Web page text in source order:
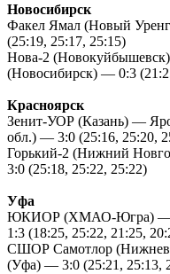
Новосибирск
Факел Ямал (Новый
(25:19, 25:17, 25:15)
Нова-2
(Новосибирск) — 0:3
Красноярск
Зенит-УОР (Казань) —
обл.) — 3:0 (25:16, 25:20,
Горький-2 (Нижний
3:0 (25:18, 25:22, 25:22)
Уфа
ЮКИОР (ХМАО-Югра) —
1:3 (18:25, 25:22, 21:25,
СШОР Самотлор
(Уфа) — 3:0 (25:21, 25:13,